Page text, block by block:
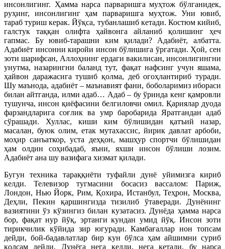
инсонлигинг. Ҳамма нарса парваришга муҳтож бўлганидек,
руҳинг, инсонлигинг ҳам парваришга муҳтож. Уни ювиб,
тараб туриш керак. Йўқса, тубанлашиб кетади. Костюм кийиб,
галстук таққан олифта ҳайвонга айланиб қолишинг ҳеч
гапмас. Бу ювиб-тарашни ким қилади? Адабиёт, албатта.
Адабиёт инсонни киройи инсон бўлишига ўргатади. Ҳой, сен
зоти шарифсан, Аллоҳнинг ердаги вакилисан, инсонлигингни
унутма, назарингни баланд тут, фақат нафсинг учун яшама,
ҳайвон даражасига тушиб қолма, деб огоҳлантириб туради.
Шу маънода, адабиёт – маънавият фани, боболаримиз ибораси
билан айтганда, илми адаб… Адаб – бу ўринда кенг қамровли
тушунча, инсон қиёфасини белгиловчи омил. Қариялар дуода
фарзандларига соғлик ва умр баробарида Яратгандан адаб
сўрашади. Хуллас, киши ким бўлишидан қатъий назар,
масалан, буюк олим, етак мутахассис, йирик давлат арбоби,
моҳир санъаткор, уста деҳқон, машҳур спортчи бўлишидан
ҳам олдин соҳибадаб, яъни, яхши инсон бўлиши лозим.
Адабиёт ана шу вазифага хизмат қилади.
Бугун техника тараққиёти туфайли дунё уйимизга кириб
келди. Телевизор тугмасини босасиз вассалом: Париж,
Лондон, Нью Йорк, Рим, Қохира, Истанбул, Теҳрон, Москва,
Деҳли, Пекин қаршингизда тизилиб ўтаверади. Дунёнинг
вазиятини ўз кўзингиз билан кузатасиз. Дунёда ҳамма нарса
бор, фақат нур йўқ, эртанги кундан умид йўқ. Инсон зоти
тирикчилик кўйида зир югуради. Камбағаллар нон топсам
дейди, бой-бадавлатлар бир кун бўлса ҳам айшимни суриб
қолсам дейди. Дунёга нега келди, нега кетади, бу нарса